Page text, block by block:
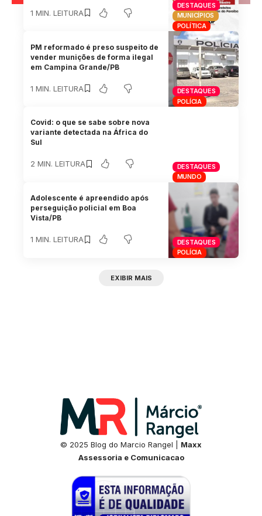
DESTAQUES
MUNICÍPIOS
POLÍTICA
1 MIN. LEITURA
DESTAQUES
POLÍCIA
PM reformado é preso suspeito de
vender munições de forma ilegal
em Campina Grande/PB
1 MIN. LEITURA
DESTAQUES
MUNDO
Covid: o que se sabe sobre nova
variante detectada na África do
Sul
2 MIN. LEITURA
DESTAQUES
POLÍCIA
Adolescente é apreendido após
perseguição policial em Boa
Vista/PB
1 MIN. LEITURA
EXIBIR MAIS
© 2025 Blog do Marcio Rangel | Maxx
Assessoria e Comunicacao